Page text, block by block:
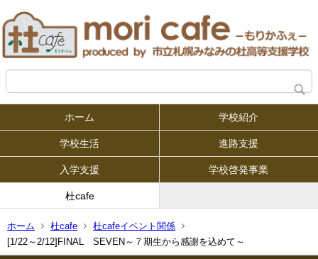
ホーム 学校紹介
学校生活 進路支援
入学支援 学校啓発事業
杜cafe
ホーム 杜cafe
杜cafeイベント関係
[1/22～2/12]FINAL SEVEN～７期生から感謝を込めて～